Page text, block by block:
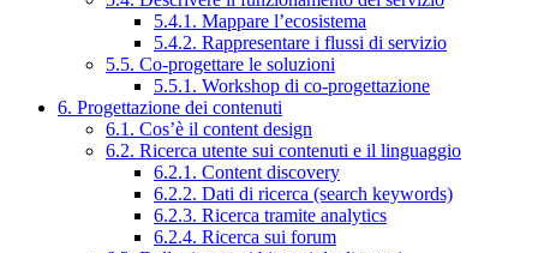
5.4.1. Mappare l’ecosistema
5.4.2. Rappresentare i flussi di servizio
5.5. Co-progettare le soluzioni
5.5.1. Workshop di co-progettazione
6. Progettazione dei contenuti
6.1. Cos’è il content design
6.2. Ricerca utente sui contenuti e il linguaggio
6.2.1. Content discovery
6.2.2. Dati di ricerca (search keywords)
6.2.3. Ricerca tramite analytics
6.2.4. Ricerca sui forum